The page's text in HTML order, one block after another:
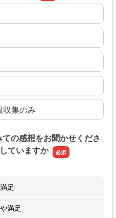
収集のみ
の感想をお聞かせくださ
ていますか
足
満足